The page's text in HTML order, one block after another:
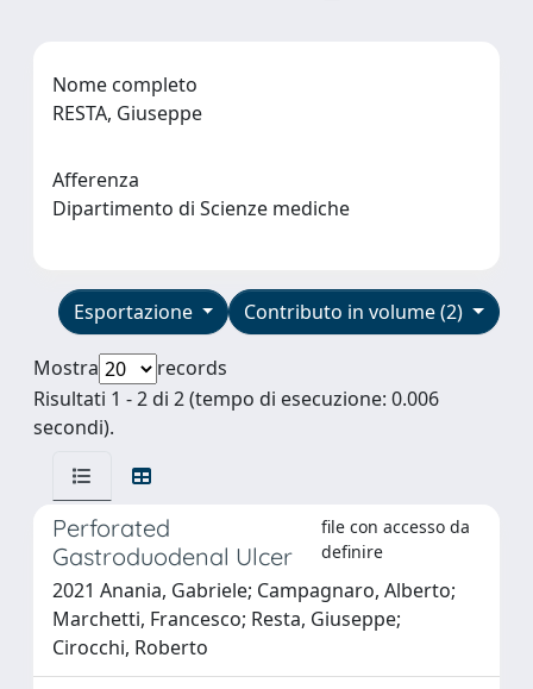
Nome completo
RESTA, Giuseppe
Afferenza
Dipartimento di Scienze mediche
Contributo in volume (2)
Esportazione
Mostra
records
Risultati 1 - 2 di 2 (tempo di esecuzione: 0.006
secondi).
Perforated
Gastroduodenal Ulcer
file con accesso da
definire
2021 Anania, Gabriele; Campagnaro, Alberto;
Marchetti, Francesco; Resta, Giuseppe;
Cirocchi, Roberto